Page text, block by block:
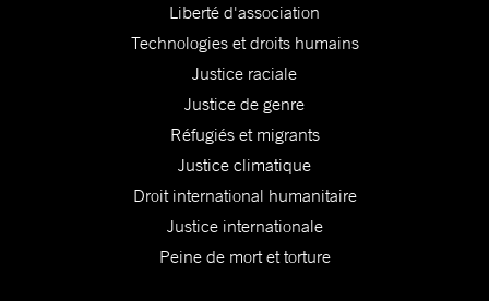
Liberté d'association
Technologies et droits humains
Justice raciale
Justice de genre
Réfugiés et migrants
Justice climatique
Droit international humanitaire
Justice internationale
Peine de mort et torture